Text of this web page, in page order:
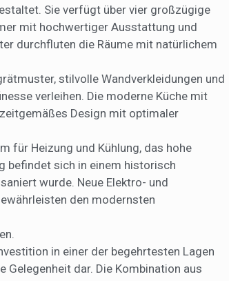
Sie verfügt über vier großzügige
mit hochwertiger Ausstattung und
durchfluten die Räume mit natürlichem
stilvolle Wandverkleidungen und
verleihen. Die moderne Küche mit
Design mit optimaler
für Heizung und Kühlung, das hohe
befindet sich in einem historisch
wurde. Neue Elektro- und
den modernsten
in einer der begehrtesten Lagen
dar. Die Kombination aus